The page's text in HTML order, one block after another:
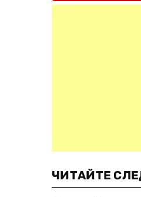
ЧИТАЙТЕ